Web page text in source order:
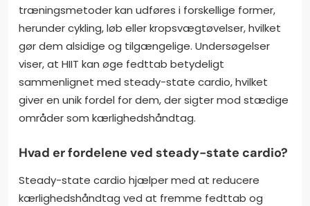
træningsmetoder kan udføres i forskellige former,
herunder cykling, løb eller kropsvægtøvelser, hvilket
gør dem alsidige og tilgængelige. Undersøgelser
viser, at HIIT kan øge fedttab betydeligt
sammenlignet med steady-state cardio, hvilket
giver en unik fordel for dem, der sigter mod stædige
områder som kærlighedshåndtag.
Hvad er fordelene ved steady-state cardio?
Steady-state cardio hjælper med at reducere
kærlighedshåndtag ved at fremme fedttab og